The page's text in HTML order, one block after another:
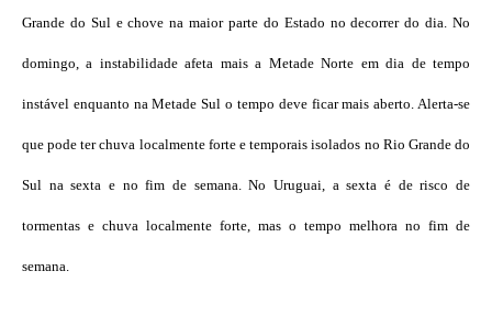
Grande do Sul e chove na maior parte do Estado no decorrer do dia. No
domingo, a instabilidade afeta mais a Metade Norte em dia de tempo
instável enquanto na Metade Sul o tempo deve ficar mais aberto. Alerta-se
que pode ter chuva localmente forte e temporais isolados no Rio Grande do
Sul na sexta e no fim de semana. No Uruguai, a sexta é de risco de
tormentas e chuva localmente forte, mas o tempo melhora no fim de
semana.